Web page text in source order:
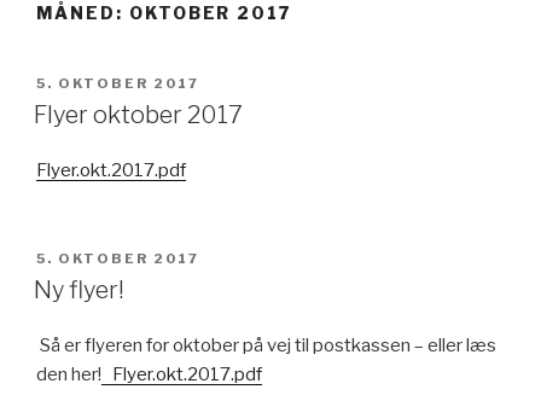
MÅNED: OKTOBER 2017
UDGIVET
DEN
5. OKTOBER 2017
Flyer oktober 2017
Flyer.okt.2017.pdf
UDGIVET
DEN
5. OKTOBER 2017
Ny flyer!
Så er flyeren for oktober på vej til postkassen – eller læs
den her! Flyer.okt.2017.pdf